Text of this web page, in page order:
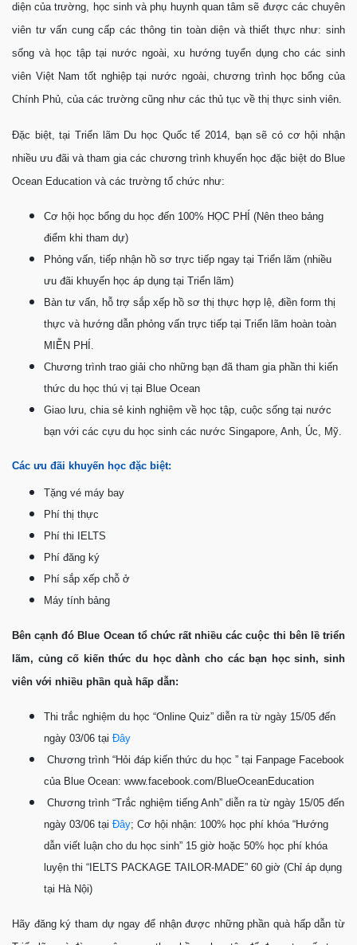
diện của trường, học sinh và phụ huynh quan tâm sẽ được các chuyên
viên tư vấn cung cấp các thông tin toàn diện và thiết thực như: sinh
sống và học tập tại nước ngoài, xu hướng tuyển dụng cho các sinh
viên Việt Nam tốt nghiệp tại nước ngoài, chương trình học bổng của
Chính Phủ, của các trường cũng như các thủ tục về thị thực sinh viên.
Đặc biệt, tại Triển lãm Du học Quốc tế 2014, bạn sẽ có cơ hội nhận
nhiều ưu đãi và tham gia các chương trình khuyến học đặc biệt do Blue
Ocean Education và các trường tổ chức như:
Cơ hội học bổng du học đến 100% HỌC PHÍ (Nên theo bảng
điểm khi tham dự)
Phỏng vấn, tiếp nhận hồ sơ trực tiếp ngay tại Triển lãm (nhiều
ưu đãi khuyến học áp dụng tại Triển lãm)
Bàn tư vấn, hỗ trợ sắp xếp hồ sơ thị thực hợp lệ, điền form thị
thực và hướng dẫn phỏng vấn trực tiếp tại Triển lãm hoàn toàn
MIỄN PHÍ.
Chương trình trao giải cho những bạn đã tham gia phần thi kiến
thức du học thú vị tại Blue Ocean
Giao lưu, chia sẻ kinh nghiệm về học tập, cuộc sống tại nước
bạn với các cựu du học sinh các nước Singapore, Anh, Úc, Mỹ.
Các ưu đãi khuyến học đặc biệt:
Tặng vé máy bay
Phí thị thực
Phí thi IELTS
Phí đăng ký
Phí sắp xếp chỗ ở
Máy tính bảng
Bên cạnh đó Blue Ocean tổ chức rất nhiều các cuộc thi bên lề triển
lãm, củng cố kiến thức du học dành cho các bạn học sinh, sinh
viên với nhiều phần quà hấp dẫn:
Thi trắc nghiệm du học “Online Quiz” diễn ra từ ngày 15/05 đến
ngày 03/06 tại Đây
 Chương trình “Hỏi đáp kiến thức du học ” tại Fanpage Facebook
của Blue Ocean: www.facebook.com/BlueOceanEducation
 Chương trình “Trắc nghiệm tiếng Anh” diễn ra từ ngày 15/05 đến
ngày 03/06 tại Đây; Cơ hội nhận: 100% học phí khóa “Hướng
dẫn viết luận cho du học sinh” 15 giờ hoặc 50% học phí khóa
luyện thi “IELTS PACKAGE TAILOR-MADE” 60 giờ (Chỉ áp dụng
tại Hà Nội)
Hãy đăng ký tham dự ngay để nhận được những phần quà hấp dẫn từ